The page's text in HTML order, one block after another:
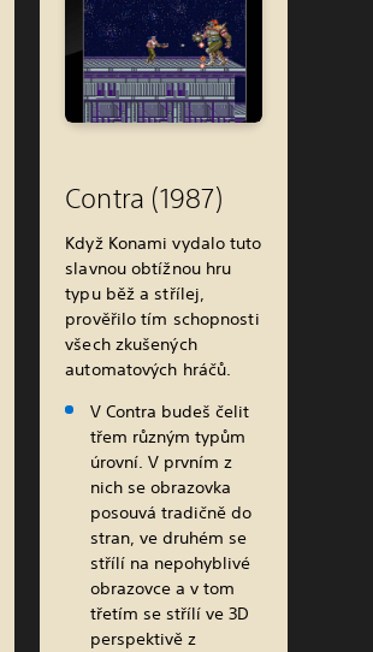
Contra (1987)
Když Konami vydalo tuto
slavnou obtížnou hru
typu běž a střílej,
prověřilo tím schopnosti
všech zkušených
automatových hráčů.
V Contra budeš čelit
třem různým typům
úrovní. V prvním z
nich se obrazovka
posouvá tradičně do
stran, ve druhém se
střílí na nepohyblivé
obrazovce a v tom
třetím se střílí ve 3D
perspektivě z